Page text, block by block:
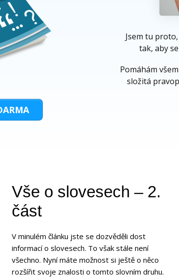
Jsem tu
tak, aby
Pomáhám
složitá
Vše o slovesech – 2.
část
V minulém článku jste se dozvěděli dost
informací o slovesech. To však stále není
všechno. Nyní máte možnost si ještě o něco
rozšířit svoje znalosti o tomto slovním druhu.